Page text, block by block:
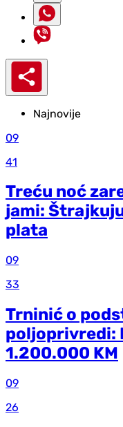
Najnovije
09
41
Treću noć
jami:
plata
09
33
Trninić o
poljoprivredi:
1.200.000 KM
09
26